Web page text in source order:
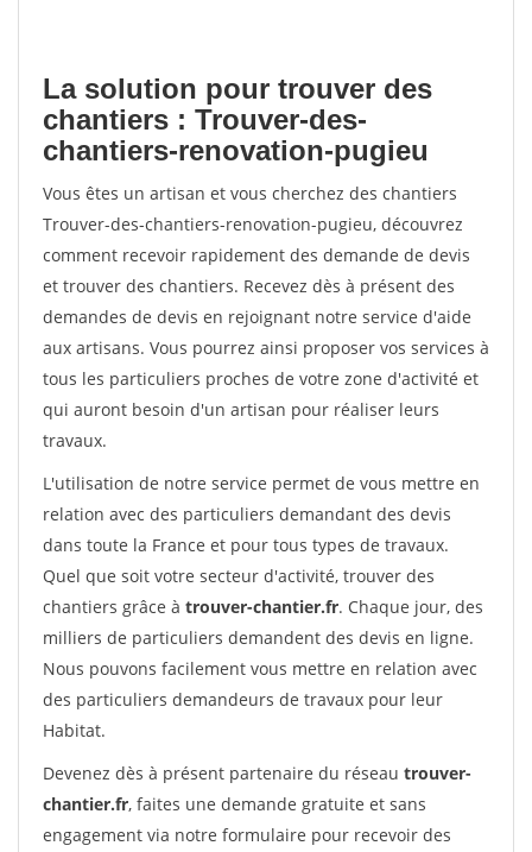
La solution pour trouver des
chantiers : Trouver-des-
chantiers-renovation-pugieu
Vous êtes un artisan et vous cherchez des chantiers
Trouver-des-chantiers-renovation-pugieu, découvrez
comment recevoir rapidement des demande de devis
et trouver des chantiers. Recevez dès à présent des
demandes de devis en rejoignant notre service d'aide
aux artisans. Vous pourrez ainsi proposer vos services à
tous les particuliers proches de votre zone d'activité et
qui auront besoin d'un artisan pour réaliser leurs
travaux.
L'utilisation de notre service permet de vous mettre en
relation avec des particuliers demandant des devis
dans toute la France et pour tous types de travaux.
Quel que soit votre secteur d'activité, trouver des
chantiers grâce à trouver-chantier.fr. Chaque jour, des
milliers de particuliers demandent des devis en ligne.
Nous pouvons facilement vous mettre en relation avec
des particuliers demandeurs de travaux pour leur
Habitat.
Devenez dès à présent partenaire du réseau trouver-
chantier.fr, faites une demande gratuite et sans
engagement via notre formulaire pour recevoir des